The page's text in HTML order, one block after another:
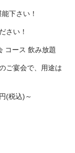
下さい！
さい！
コース 飲み放題
ご宴会で、用途は
(税込)～